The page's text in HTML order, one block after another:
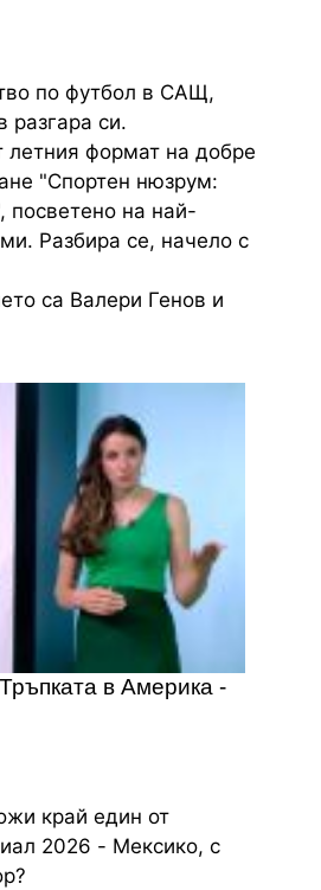
по футбол в САЩ,
разгара си.
летния формат на добре
"Спортен нюзрум:
посветено на най-
Разбира се, начело с
са Валери Генов и
в Америка -
край един от
2026 - Мексико, с